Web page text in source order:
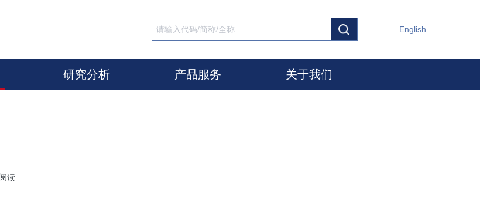
English
研究分析 产品服务 关于我们
读